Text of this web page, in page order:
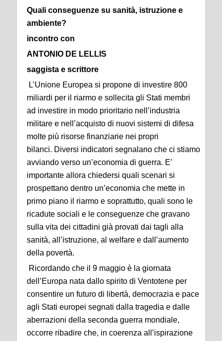
Quali conseguenze su sanità, istruzione e
ambiente?
incontro con
ANTONIO DE LELLIS
saggista e scrittore
L’Unione Europea si propone di investire 800
miliardi per il riarmo e sollecita gli Stati membri
ad investire in modo prioritario nell’industria
militare e nell’acquisto di nuovi sistemi di difesa
molte più risorse finanziarie nei propri
bilanci. Diversi indicatori segnalano che ci stiamo
avviando verso un’economia di guerra. E’
importante allora chiedersi quali scenari si
prospettano dentro un’economia che mette in
primo piano il riarmo e soprattutto, quali sono le
ricadute sociali e le conseguenze che gravano
sulla vita dei cittadini già provati dai tagli alla
sanità, all’istruzione, al welfare e dall’aumento
della povertà.
Ricordando che il 9 maggio è la giornata
dell’Europa nata dallo spirito di Ventotene per
consentire un futuro di libertà, democrazia e pace
agli Stati europei segnati dalla tragedia e dalle
aberrazioni della seconda guerra mondiale,
occorre ribadire che, in coerenza all’ispirazione